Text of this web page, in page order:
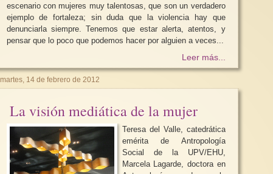
escenario con mujeres muy talentosas, que son un verdadero
ejemplo de fortaleza; sin duda que la violencia hay que
denunciarla siempre. Tenemos que estar alerta, atentos, y
pensar que lo poco que podemos hacer por alguien a veces...
Leer más...
martes, 14 de febrero de 2012
La visión mediática de la mujer
Teresa del Valle, catedrática
emérita de Antropología
Social de la UPV/EHU,
Marcela Lagarde, doctora en